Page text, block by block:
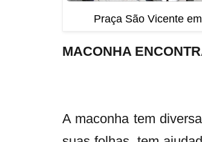
Praça São Vicente
MACONHA
A maconha tem